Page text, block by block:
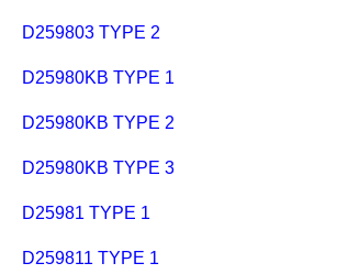
D259803 TYPE 2
D25980KB TYPE 1
D25980KB TYPE 2
D25980KB TYPE 3
D25981 TYPE 1
D259811 TYPE 1